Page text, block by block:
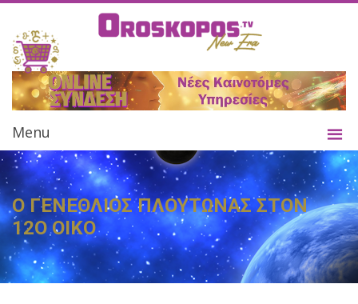
Menu
Ο ΓΕΝΕΘΛΙΟΣ ΠΛΟΥΤΩΝΑΣ ΣΤΟΝ
12Ο ΟΙΚΟ